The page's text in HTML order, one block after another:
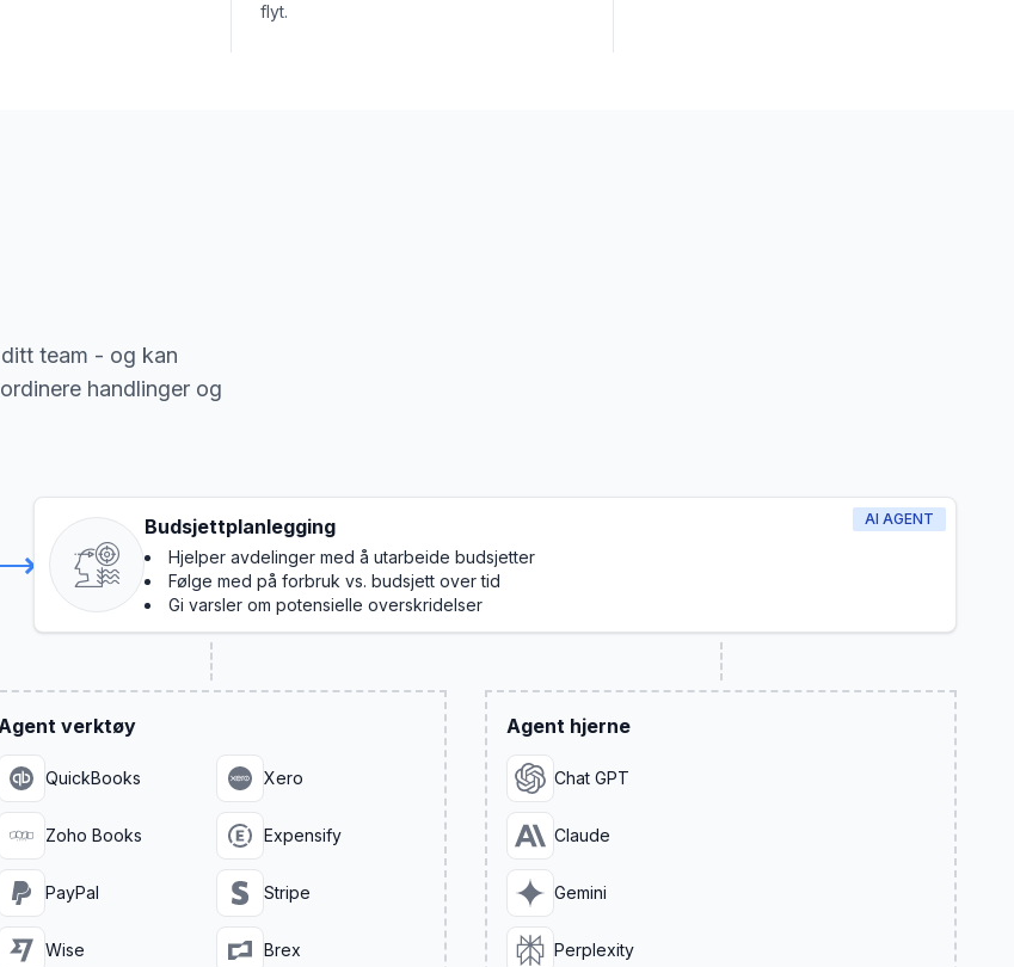
flyt.
team - og kan
handlinger og
AI AGENT
Budsjettplanlegging
Hjelper avdelinger med å utarbeide budsjetter
Følge med på forbruk vs. budsjett over tid
Gi varsler om potensielle overskridelser
verktøy
QuickBooks Xero
Zoho Books Expensify
PayPal Stripe
Wise Brex
Agent hjerne
Chat GPT
Claude
Gemini
Perplexity